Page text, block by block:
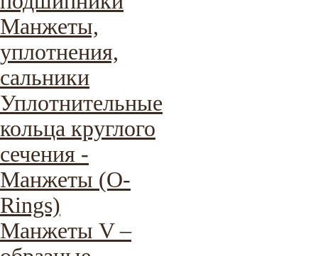
Манжеты,
уплотнения,
сальники
Уплотнительные
кольца круглого
сечения -
Манжеты (O-
Rings)
Манжеты V –